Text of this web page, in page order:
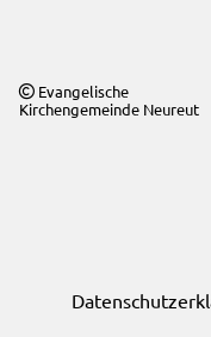
 Evangelische
Kirchengemeinde Neureut